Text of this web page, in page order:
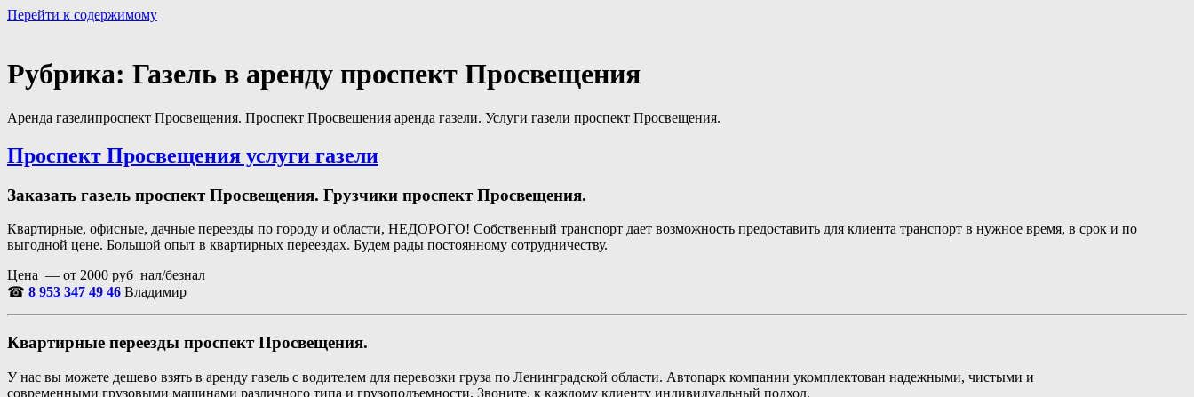
Перейти к содержимому
Рубрика: Газель в аренду проспект Просвещения
Аренда газелипроспект Просвещения. Проспект Просвещения аренда газели. Услуги газели проспект Просвещения.
Проспект Просвещения услуги газели
Заказать газель проспект Просвещения. Грузчики проспект Просвещения.
Квартирные, офисные, дачные переезды по городу и области, НЕДОРОГО! Собственный транспорт дает возможность предоставить для клиента транспорт в нужное время, в срок и по
выгодной цене. Большой опыт в квартирных переездах. Будем рады постоянному сотрудничеству.
Цена — от 2000 руб нал/безнал
☎ 8 953 347 49 46 Владимир
Квартирные переезды проспект Просвещения.
У нас вы можете дешево взять в аренду газель с водителем для перевозки груза по Ленинградской области. Автопарк компании укомплектован надежными, чистыми и
современными грузовыми машинами различного типа и грузоподъемности. Звоните, к каждому клиенту индивидуальный подход.